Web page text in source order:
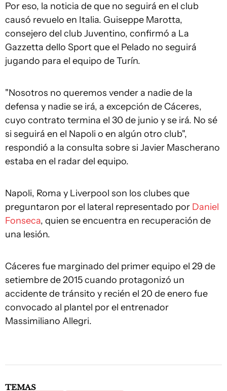
Por eso, la noticia de que no seguirá en el club
causó revuelo en Italia. Guiseppe Marotta,
consejero del club Juventino, confirmó a La
Gazzetta dello Sport que el Pelado no seguirá
jugando para el equipo de Turín.
"Nosotros no queremos vender a nadie de la
defensa y nadie se irá, a excepción de Cáceres,
cuyo contrato termina el 30 de junio y se irá. No sé
si seguirá en el Napoli o en algún otro club",
respondió a la consulta sobre si Javier Mascherano
estaba en el radar del equipo.
Napoli, Roma y Liverpool son los clubes que
preguntaron por el lateral representado por Daniel
Fonseca, quien se encuentra en recuperación de
una lesión.
Cáceres fue marginado del primer equipo el 29 de
setiembre de 2015 cuando protagonizó un
accidente de tránsito y recién el 20 de enero fue
convocado al plantel por el entrenador
Massimiliano Allegri.
TEMAS